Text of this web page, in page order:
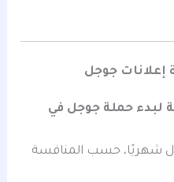
إعلانات جوجل
لبدء حملة جوجل في
عادة من 2500إلى 5000 ريال شهريًا، حسب المنافسة